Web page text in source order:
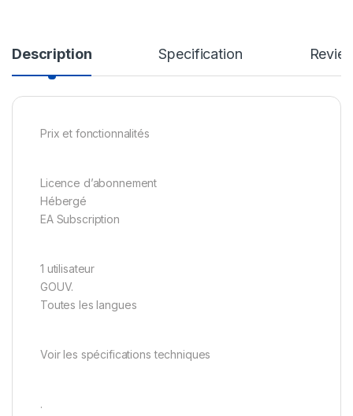
Description Specification
Prix et fonctionnalités
Licence d’abonnement
Hébergé
EA Subscription
1 utilisateur
GOUV.
Toutes les langues
Voir les spécifications techniques
.